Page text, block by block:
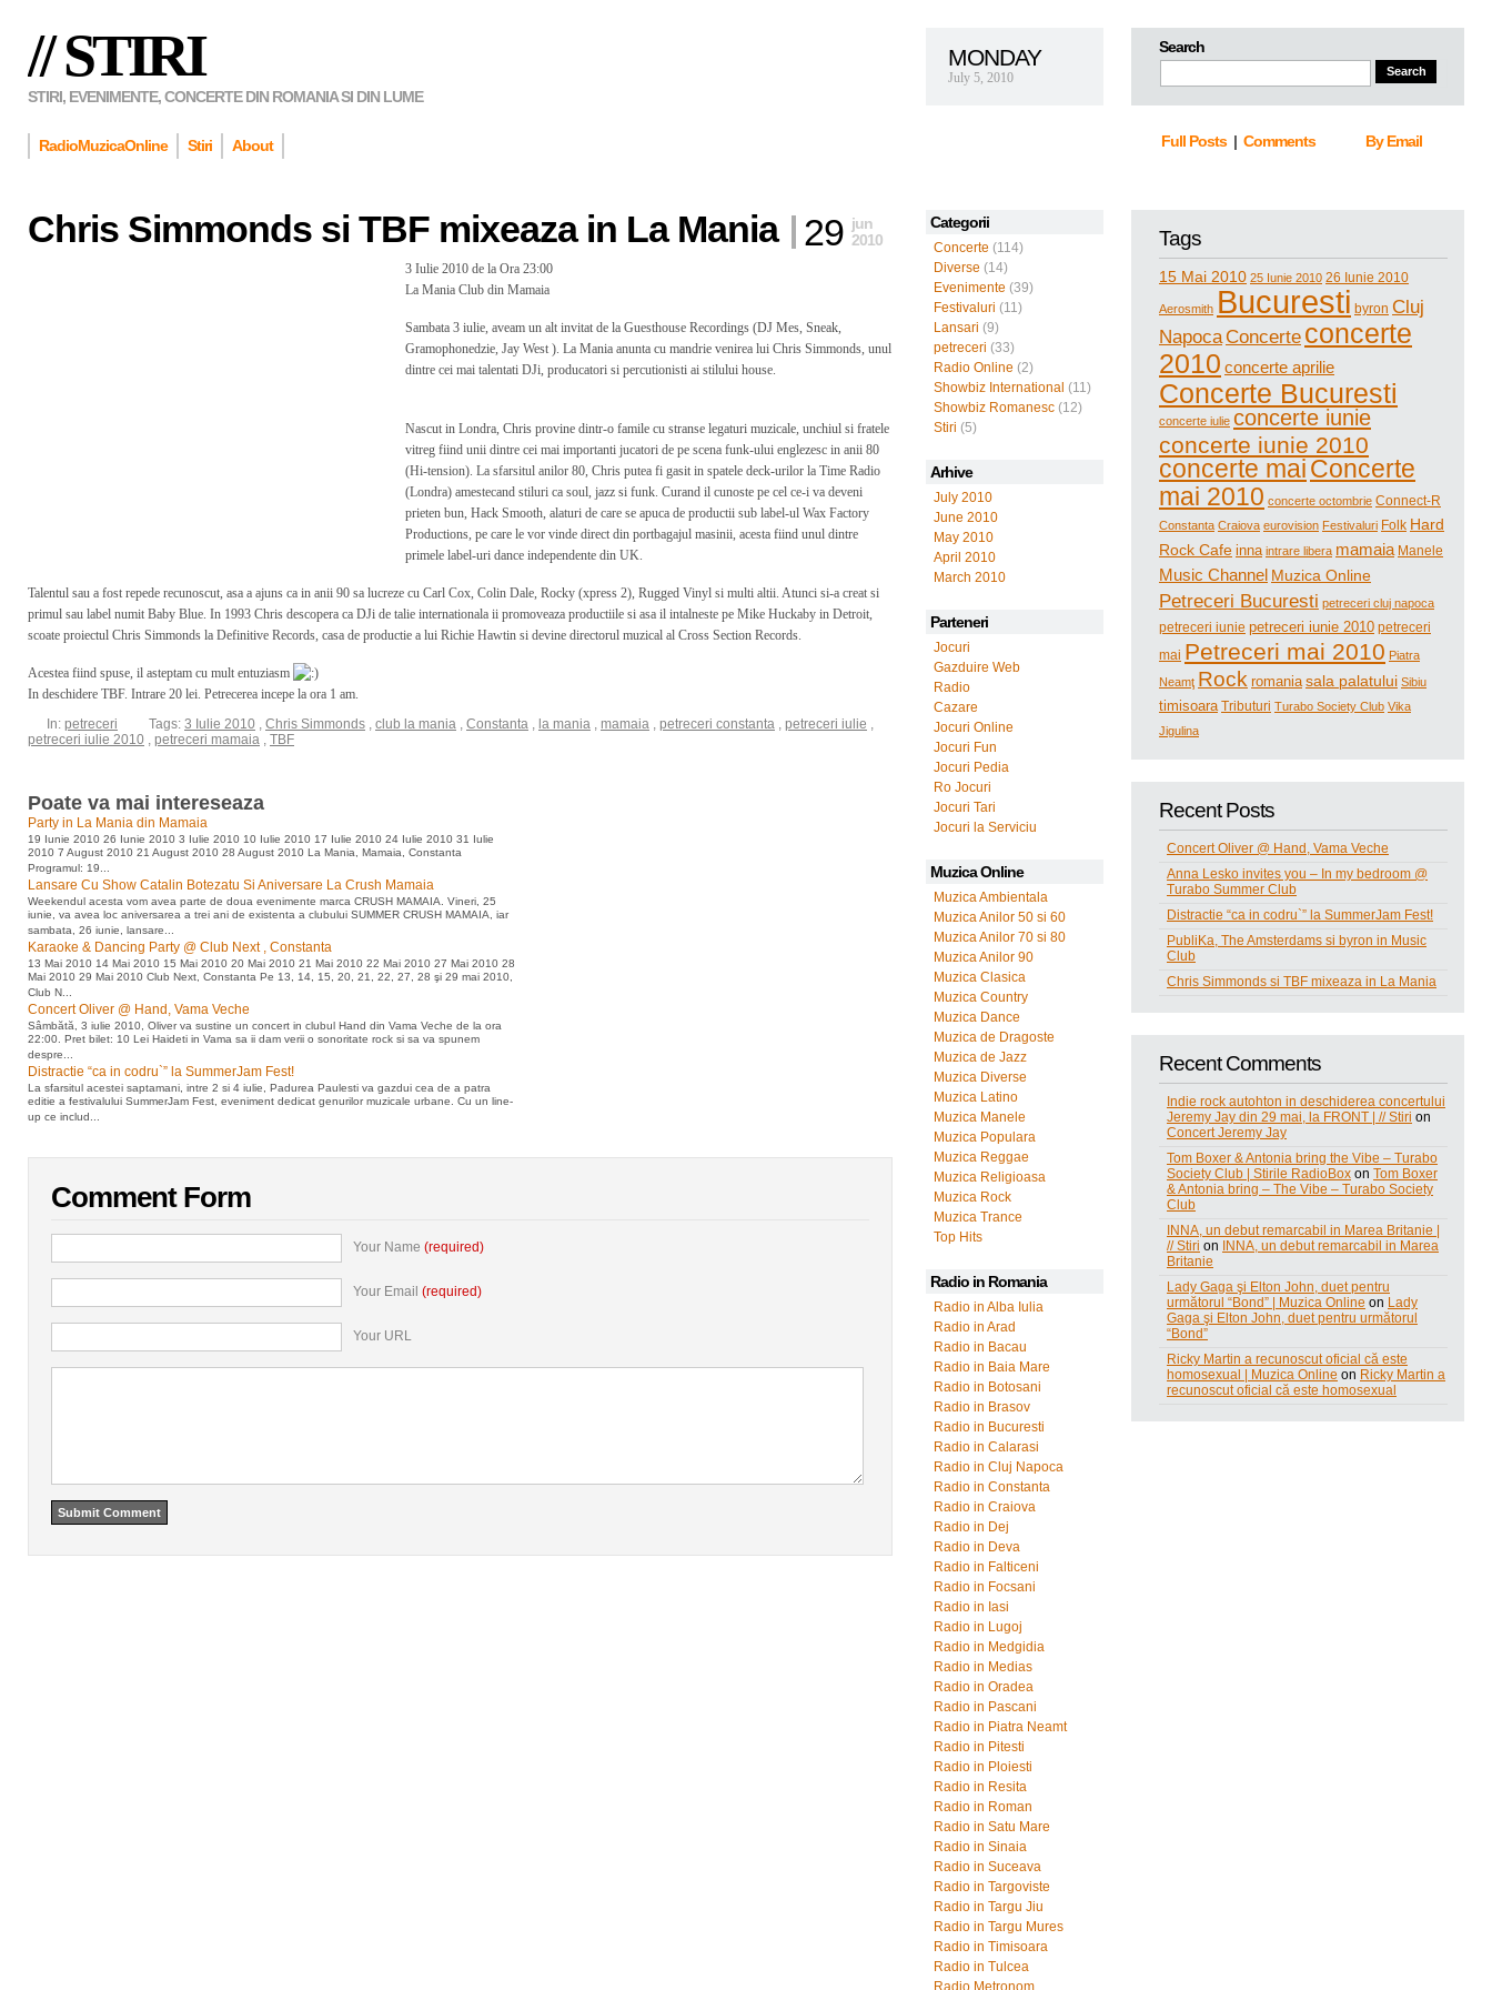
// STIRI
STIRI, EVENIMENTE, CONCERTE DIN ROMANIA SI DIN LUME
Search
MONDAY
July 5, 2010
RadioMuzicaOnline Stiri About Full Posts| Comments By Email
Categorii
Concerte (114)
Diverse (14)
Evenimente (39)
Festivaluri (11)
Lansari (9)
petreceri (33)
Radio Online (2)
Showbiz International (11)
Showbiz Romanesc (12)
Stiri (5)
Arhive
July 2010
June 2010
May 2010
April 2010
March 2010
Parteneri
Jocuri
Gazduire Web
Radio
Cazare
Jocuri Online
Jocuri Fun
Jocuri Pedia
Ro Jocuri
Jocuri Tari
Jocuri la Serviciu
Muzica Online
Muzica Ambientala
Muzica Anilor 50 si 60
Muzica Anilor 70 si 80
Muzica Anilor 90
Muzica Clasica
Muzica Country
Muzica Dance
Muzica de Dragoste
Muzica de Jazz
Muzica Diverse
Muzica Latino
Muzica Manele
Muzica Populara
Muzica Reggae
Muzica Religioasa
Muzica Rock
Muzica Trance
Top Hits
Radio in Romania
Radio in Alba Iulia
Radio in Arad
Radio in Bacau
Radio in Baia Mare
Radio in Botosani
Radio in Brasov
Radio in Bucuresti
Radio in Calarasi
Radio in Cluj Napoca
Radio in Constanta
Radio in Craiova
Radio in Dej
Radio in Deva
Radio in Falticeni
Radio in Focsani
Radio in Iasi
Radio in Lugoj
Radio in Medgidia
Radio in Medias
Radio in Oradea
Radio in Pascani
Radio in Piatra Neamt
Radio in Pitesti
Radio in Ploiesti
Radio in Resita
Radio in Roman
Radio in Satu Mare
Radio in Sinaia
Radio in Suceava
Radio in Targoviste
Radio in Targu Jiu
Radio in Targu Mures
Radio in Timisoara
Radio in Tulcea
Radio Metronom
Tags
15 Mai 2010 25 Iunie 2010 26 Iunie 2010
Aerosmith Bucuresti byron Cluj
NapocaConcerte concerte
2010 concerte aprilie
Concerte Bucuresti
concerte iulie concerte iunie
concerte iunie 2010
concerte mai Concerte
mai 2010 concerte octombrie Connect-R
Constanta Craiova eurovision Festivaluri Folk Hard
Rock Cafe inna intrare libera mamaia Manele
Music Channel Muzica Online
Petreceri Bucuresti petreceri cluj napoca
petreceri iunie petreceri iunie 2010 petreceri
mai Petreceri mai 2010 Piatra
Neamţ Rock romania sala palatului Sibiu
timisoara Tributuri Turabo Society Club Vika
Jigulina
Recent Posts
Concert Oliver @ Hand, Vama Veche
Anna Lesko invites you – In my bedroom @
Turabo Summer Club
Distractie “ca in codru`” la SummerJam Fest!
PubliKa, The Amsterdams si byron in Music
Club
Chris Simmonds si TBF mixeaza in La Mania
Recent Comments
Indie rock autohton in deschiderea concertului
Jeremy Jay din 29 mai, la FRONT | // Stiri on
Concert Jeremy Jay
Tom Boxer & Antonia bring the Vibe – Turabo
Society Club | Stirile RadioBox on Tom Boxer
& Antonia bring – The Vibe – Turabo Society
Club
INNA, un debut remarcabil in Marea Britanie |
// Stiri on
INNA, un debut remarcabil in Marea
Britanie
Lady Gaga şi Elton John, duet pentru
următorul “Bond” | Muzica Online on Lady
Gaga şi Elton John, duet pentru următorul
“Bond”
Ricky Martin a recunoscut oficial că este
homosexual | Muzica Online on Ricky Martin a
recunoscut oficial că este homosexual
Chris Simmonds si TBF mixeaza in La Mania 29 jun
2010
3 Iulie 2010 de la Ora 23:00
La Mania Club din Mamaia
Sambata 3 iulie, aveam un alt invitat de la Guesthouse Recordings (DJ Mes, Sneak,
Gramophonedzie, Jay West ). La Mania anunta cu mandrie venirea lui Chris Simmonds, unul
dintre cei mai talentati DJi, producatori si percutionisti ai stilului house.
Nascut in Londra, Chris provine dintr-o famile cu stranse legaturi muzicale, unchiul si fratele
vitreg fiind unii dintre cei mai importanti jucatori de pe scena funk-ului englezesc in anii 80
(Hi-tension). La sfarsitul anilor 80, Chris putea fi gasit in spatele deck-urilor la Time Radio
(Londra) amestecand stiluri ca soul, jazz si funk. Curand il cunoste pe cel ce-i va deveni
prieten bun, Hack Smooth, alaturi de care se apuca de productii sub label-ul Wax Factory
Productions, pe care le vor vinde direct din portbagajul masinii, acesta fiind unul dintre
primele label-uri dance independente din UK.
Talentul sau a fost repede recunoscut, asa a ajuns ca in anii 90 sa lucreze cu Carl Cox, Colin Dale, Rocky (xpress 2), Rugged Vinyl si multi altii. Atunci si-a creat si
primul sau label numit Baby Blue. In 1993 Chris descopera ca DJi de talie internationala ii promoveaza productiile si asa il intalneste pe Mike Huckaby in Detroit,
scoate proiectul Chris Simmonds la Definitive Records, casa de productie a lui Richie Hawtin si devine directorul muzical al Cross Section Records.
Acestea fiind spuse, il asteptam cu mult entuziasm
In deschidere TBF. Intrare 20 lei. Petrecerea incepe la ora 1 am.
In: petreceri Tags: 3 Iulie 2010 , Chris Simmonds , club la mania , Constanta , la mania , mamaia , petreceri constanta , petreceri iulie ,
petreceri iulie 2010 , petreceri mamaia , TBF
Poate va mai intereseaza
Party in La Mania din Mamaia
19 Iunie 2010 26 Iunie 2010 3 Iulie 2010 10 Iulie 2010 17 Iulie 2010 24 Iulie 2010 31 Iulie
2010 7 August 2010 21 August 2010 28 August 2010 La Mania, Mamaia, Constanta
Programul: 19...
Lansare Cu Show Catalin Botezatu Si Aniversare La Crush Mamaia
Weekendul acesta vom avea parte de doua evenimente marca CRUSH MAMAIA. Vineri, 25
iunie, va avea loc aniversarea a trei ani de existenta a clubului SUMMER CRUSH MAMAIA, iar
sambata, 26 iunie, lansare...
Karaoke & Dancing Party @ Club Next , Constanta
13 Mai 2010 14 Mai 2010 15 Mai 2010 20 Mai 2010 21 Mai 2010 22 Mai 2010 27 Mai 2010 28
Mai 2010 29 Mai 2010 Club Next, Constanta Pe 13, 14, 15, 20, 21, 22, 27, 28 şi 29 mai 2010,
Club N...
Concert Oliver @ Hand, Vama Veche
Sâmbătă, 3 iulie 2010, Oliver va sustine un concert in clubul Hand din Vama Veche de la ora
22:00. Pret bilet: 10 Lei Haideti in Vama sa ii dam verii o sonoritate rock si sa va spunem
despre...
Distractie “ca in codru`” la SummerJam Fest!
La sfarsitul acestei saptamani, intre 2 si 4 iulie, Padurea Paulesti va gazdui cea de a patra
editie a festivalului SummerJam Fest, eveniment dedicat genurilor muzicale urbane. Cu un line-
up ce includ...
Comment Form
Your Name (required)
Your Email (required)
Your URL